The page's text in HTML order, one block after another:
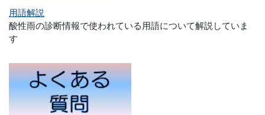
用語解説
酸性雨の診断情報で使われている用語について解説していま
す